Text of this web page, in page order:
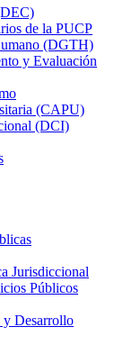
de la PUCP
(DGTH)
y Evaluación
(CAPU)
(DCI)
Jurisdiccional
Públicos
y Desarrollo